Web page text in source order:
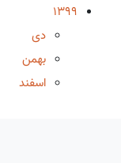
1399
دی
بهمن
اسفند